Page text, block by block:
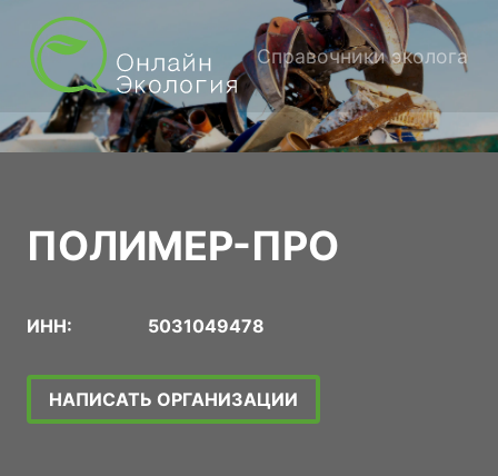
Справочники эколога
ПОЛИМЕР-ПРО
ИНН: 5031049478
НАПИСАТЬ ОРГАНИЗАЦИИ